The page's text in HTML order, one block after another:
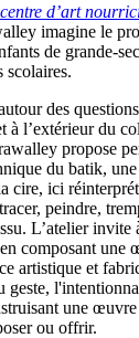
d’art
imagine le
de grande-
scolaires.
des
à l’extérieur du
propose
du batik,
cire, ici
peindre,
L’atelier invite
composant une
artistique et
geste,
une
ou offrir.